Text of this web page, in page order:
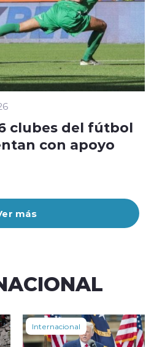
más
clubes del fútbol
con apoyo
Internacional